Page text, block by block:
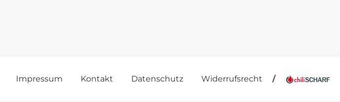
Impressum Kontakt Datenschutz Widerrufsrecht